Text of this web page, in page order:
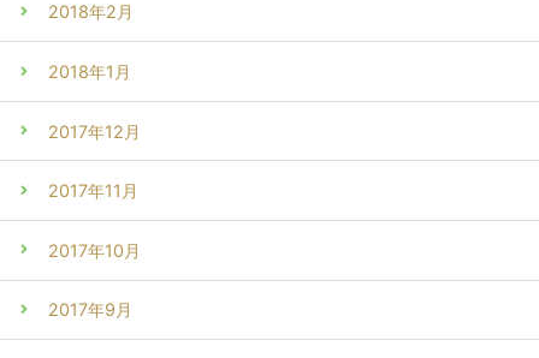
2018年2月
2018年1月
2017年12月
2017年11月
2017年10月
2017年9月